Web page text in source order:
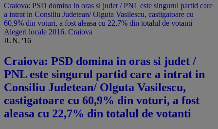
Craiova: PSD domina in oras si judet / PNL este singurul partid care
a intrat in Consiliu Judetean/ Olguta Vasilescu, castigatoare cu
60,9% din voturi, a fost aleasa cu 22,7% din totalul de votanti
Alegeri locale 2016. Craiova
IUN. '16
Craiova: PSD domina in oras si judet /
PNL este singurul partid care a intrat in
Consiliu Judetean/ Olguta Vasilescu,
castigatoare cu 60,9% din voturi, a fost
aleasa cu 22,7% din totalul de votanti